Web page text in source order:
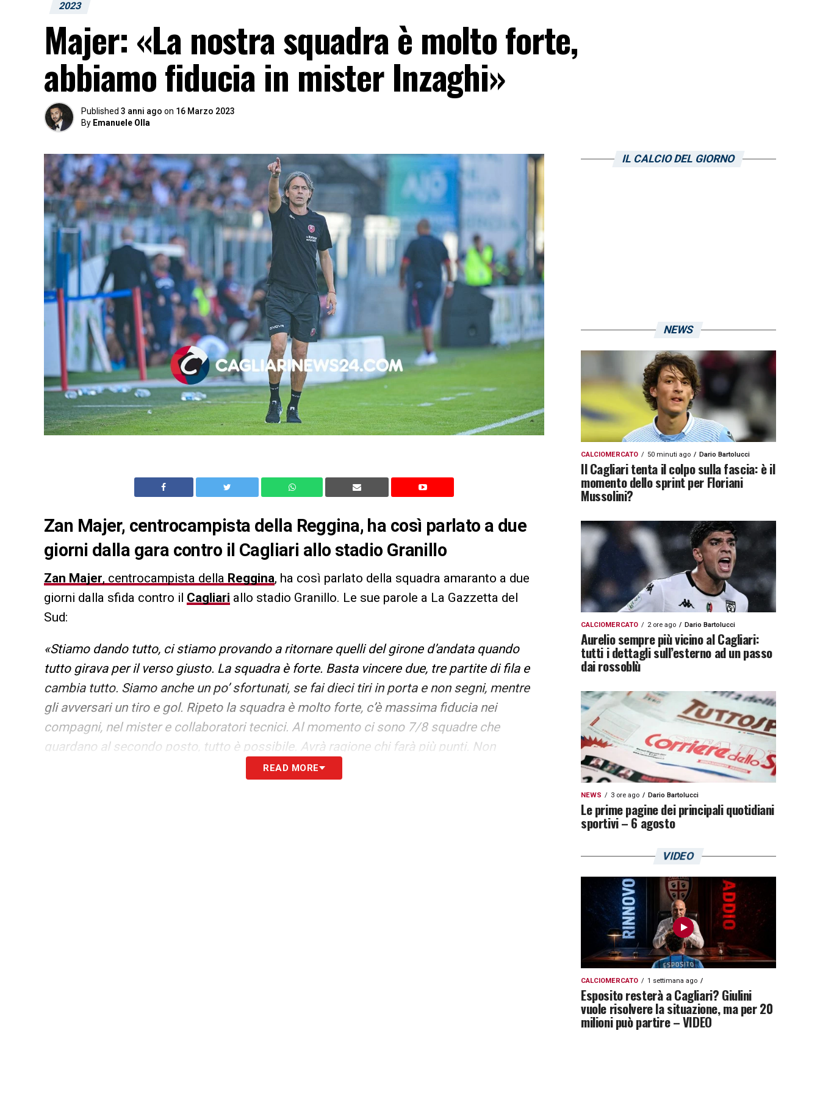
2023
Majer: «La nostra squadra è molto forte,
abbiamo fiducia in mister Inzaghi»
Published 3 anni ago on 16 Marzo 2023
By Emanuele Olla
Zan Majer, centrocampista della Reggina, ha così parlato a due
giorni dalla gara contro il Cagliari allo stadio Granillo
Zan Majer, centrocampista della Reggina, ha così parlato della squadra amaranto a due
giorni dalla sfida contro il Cagliari allo stadio Granillo. Le sue parole a La Gazzetta del
Sud:
«Stiamo dando tutto, ci stiamo provando a ritornare quelli del girone d’andata quando
tutto girava per il verso giusto. La squadra è forte. Basta vincere due, tre partite di fila e
cambia tutto. Siamo anche un po’ sfortunati, se fai dieci tiri in porta e non segni, mentre
gli avversari un tiro e gol. Ripeto la squadra è molto forte, c’è massima fiducia nei
compagni, nel mister e collaboratori tecnici. Al momento ci sono 7/8 squadre che
guardano al secondo posto, tutto è possibile. Avrà ragione chi farà più punti. Non
dimentichiamo che nessuno ci ha messo sotto, eccetto il Frosinone e dopo aver
READ MORE
IL CALCIO DEL GIORNO
NEWS
CALCIOMERCATO 50 minuti ago Dario Bartolucci
Il Cagliari tenta il colpo sulla fascia: è il
momento dello sprint per Floriani
Mussolini?
CALCIOMERCATO 2 ore ago Dario Bartolucci
Aurelio sempre più vicino al Cagliari:
tutti i dettagli sull’esterno ad un passo
dai rossoblù
NEWS 3 ore ago Dario Bartolucci
Le prime pagine dei principali quotidiani
sportivi – 6 agosto
VIDEO
CALCIOMERCATO 1 settimana ago
Esposito resterà a Cagliari? Giulini
vuole risolvere la situazione, ma per 20
milioni può partire – VIDEO